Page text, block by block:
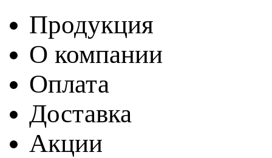
Продукция
О компании
Оплата
Доставка
Акции